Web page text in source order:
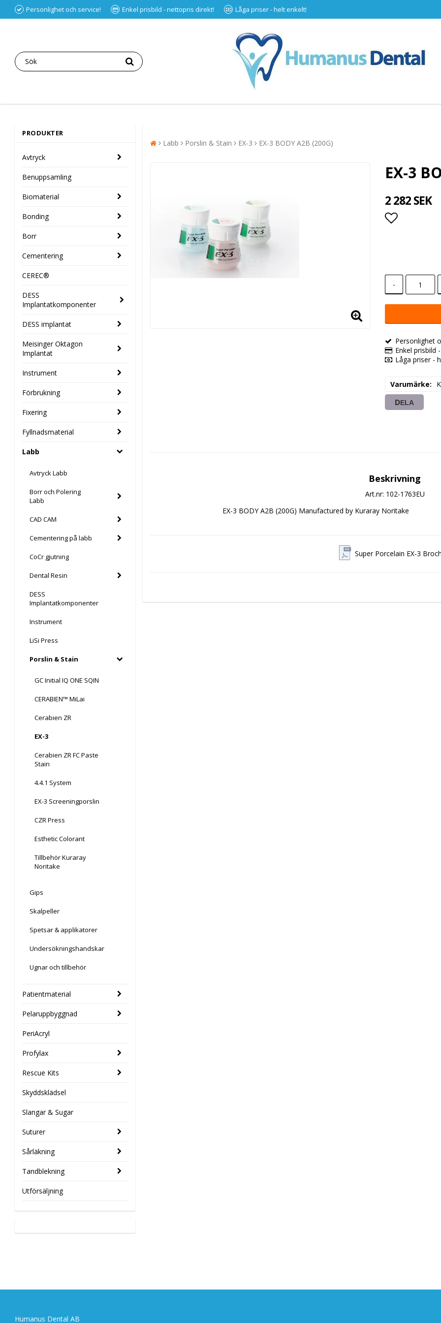
Personlighet och service! Enkel prisbild - nettopris direkt! Låga priser - helt enkelt!
PRODUKTER
Avtryck
Benuppsamling
Biomaterial
Bonding
Borr
Cementering
CEREC®
DESS
Implantatkomponenter
DESS implantat
Meisinger Oktagon
Implantat
Instrument
Förbrukning
Fixering
Fyllnadsmaterial
Labb
Avtryck Labb
Borr och Polering
Labb
CAD CAM
Cementering på labb
CoCr gjutning
Dental Resin
DESS
Implantatkomponenter
Instrument
LiSi Press
Porslin & Stain
GC Initial IQ ONE SQIN
CERABIEN™ MiLai
Cerabien ZR
EX-3
Cerabien ZR FC Paste
Stain
4.4.1 System
EX-3 Screeningporslin
CZR Press
Esthetic Colorant
Tillbehör Kuraray
Noritake
Gips
Skalpeller
Spetsar & applikatorer
Undersökningshandskar
Ugnar och tillbehör
Patientmaterial
Pelaruppbyggnad
PeriAcryl
Profylax
Rescue Kits
Skyddsklädsel
Slangar & Sugar
Suturer
Sårläkning
Tandblekning
Utförsäljning
Labb Porslin & Stain EX-3 EX-3 BODY A2B (200G)
EX-3
2 282 SEK
-
Personlighet
Enkel prisbild
Låga priser -
Varumärke
DELA
Beskrivning
Art.nr: 102-1763EU
EX-3 BODY A2B (200G) Manufactured by Kuraray Noritake
Super Porcelain EX-3
Humanus Dental AB